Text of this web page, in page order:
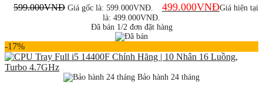
599.000VNĐ Giá gốc là: 599.000VNĐ. 499.000VNĐGiá hiện tại
là: 499.000VNĐ.
Đã bán 1/2 đơn đặt hàng
-17%
Bảo hành 24 tháng